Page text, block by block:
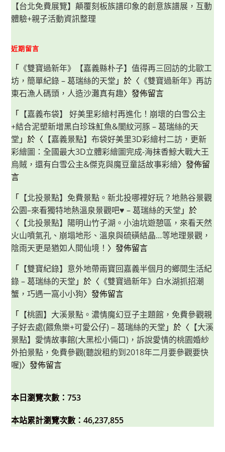
【台北免費展覽】顛覆刻板族譜印象的創意族譜展，互動
體驗+親子活動資訊整理
近期留言
「 《雙寶過新年》【嘉義縣朴子】值得再三回訪的北歐工
坊，簡單紀錄 – 葛瑞絲的天堂 」於〈 《雙寶過新年》再訪
東石漁人碼頭，人造沙灘真有趣〉發佈留言
「 【嘉義布袋】 好美里彩繪村再進化！崩壞的白雪公主
+結合泥塑新增黑白珍珠魟魚&闇紋河豚 – 葛瑞絲的天
堂 」於〈 【嘉義景點】布袋好美里3D彩繪村二訪，更新
彩繪圖：全國最大3D立體彩繪圖完成-海抹香鯨大戰大王
烏賊，還有白雪公主&傑克與魔豆童話故事彩繪〉發佈留
言
「 【北投景點】免費景點。新北投哪裡好玩？地熱谷景觀
公園–來看獨特地熱溫泉景觀吧♥ – 葛瑞絲的天堂 」於
〈 【北投景點】陽明山竹子湖。小油坑遊憩區，來看天然
火山噴氣孔、崩塌地形、溫泉與硫磺結晶…等地理景觀，
陰雨天更是猶如人間仙境！ 〉發佈留言
「 【雙寶紀錄】意外地帶兩寶回嘉義半個月的鄉間生活紀
錄 – 葛瑞絲的天堂 」於〈 《雙寶過新年》白水湖抓招潮
蟹，巧遇一窩小小狗〉發佈留言
「 【桃園】大溪景點。濃情魔幻豆子主題館，免費參觀親
子好去處(餵魚樂+可愛公仔) – 葛瑞絲的天堂 」於〈 【大溪
景點】愛情故事館(大黑松小倆口)，訴說愛情的桃園婚紗
外拍景點，免費參觀(聽說租約到2018年二月要參觀要快
喔)〉發佈留言
本日瀏覽次數：753
本站累計瀏覽次數：46,237,855